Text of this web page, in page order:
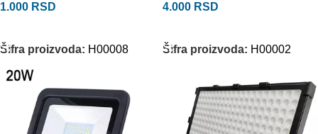
1.000 RSD
Šifra proizvoda: H00008
4.000 RSD
Šifra proizvoda: H00002